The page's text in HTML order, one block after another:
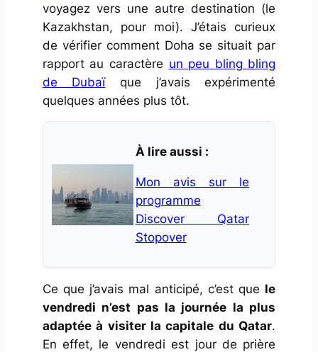
voyagez vers une autre destination (le
Kazakhstan, pour moi). J’étais curieux
de vérifier comment Doha se situait par
rapport au caractère un peu bling bling
de Dubaïque j’avais expérimenté
quelques années plus tôt.
À lire aussi :
Mon avis sur le
programme
Discover Qatar
Stopover
Ce que j’avais mal anticipé, c’est que le
vendredi n’est pas la journée la plus
adaptée à visiter la capitale du Qatar.
En effet, le vendredi est jour de prière